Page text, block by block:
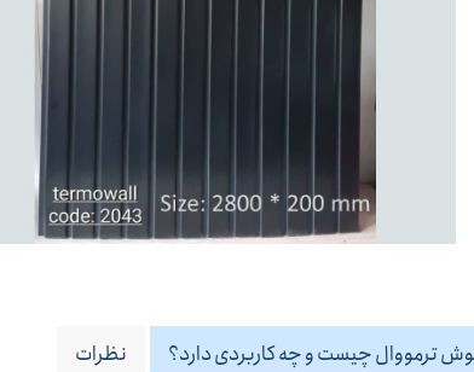
ترمووال چیست و چه کاربردی دارد؟ نظرات